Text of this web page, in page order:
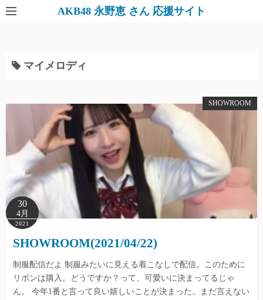
AKB48 永野恵 さん 応援サイト
マイメロディ
SHOWROOM
30
4月
2021
SHOWROOM(2021/04/22)
制服配信だよ 制服みたいに見える着こなしで配信。このために
リボンは購入。どうですか？って、可愛いに決まってるじゃ
ん。 今年1番と言って良い嬉しいことが決まった。まだ言えない